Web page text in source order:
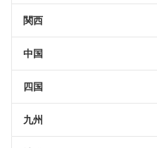
関西
中国
四国
九州